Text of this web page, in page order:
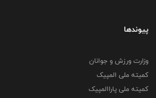
پیوندها
وزارت ورزش و جوانان
کمیته ملی المپیک
کمیته ملی پاراالمپیک